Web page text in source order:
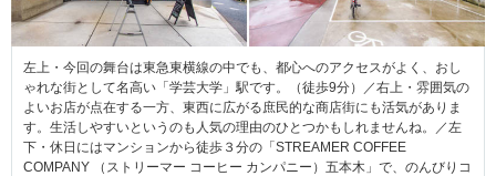
左上・今回の舞台は東急東横線の中でも、都心へのアクセスがよく、おし
ゃれな街として名高い「学芸大学」駅です。（徒歩9分）／右上・雰囲気の
よいお店が点在する一方、東西に広がる庶民的な商店街にも活気がありま
す。生活しやすいというのも人気の理由のひとつかもしれませんね。／左
下・休日にはマンションから徒歩３分の「STREAMER COFFEE
COMPANY （ストリーマー コーヒー カンパニー）五本木」で、のんびりコ